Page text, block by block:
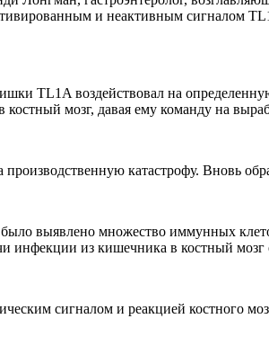
и неактивным сигналом
TL1A воздействовал на
костный мозг, давая ему команду на
производственную катастрофу. Вновь
выявлено множество иммунных
инфекции из кишечника в костный мозг
сигналом и реакцией костного